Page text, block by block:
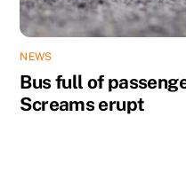
NEWS
Bus full of
Screams erupt